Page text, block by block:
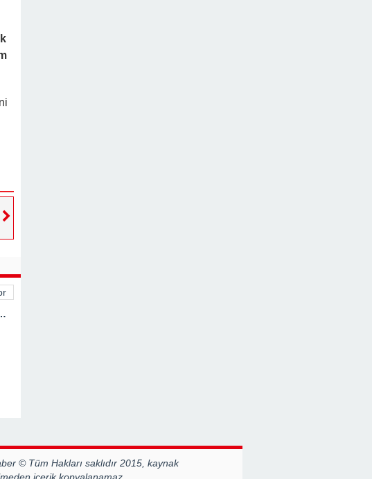
Geliyor
© Tüm Hakları saklıdır 2015, kaynak